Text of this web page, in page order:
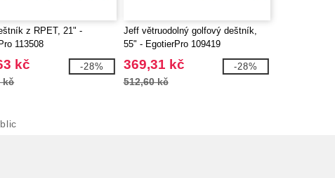
z RPET, 21" -
113508
kč
kč
-28%
Jeff větruodolný golfový deštník,
55" - EgotierPro 109419
369,31 kč
512,60 kč
-28%